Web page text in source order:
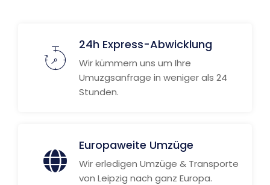
24h Express-Abwicklung
Wir kümmern uns um Ihre
Umuzgsanfrage in weniger als 24
Stunden.
Europaweite Umzüge
Wir erledigen Umzüge & Transporte
von Leipzig nach ganz Europa.